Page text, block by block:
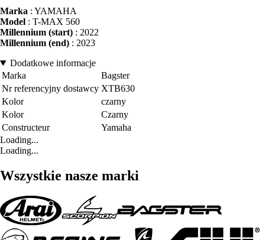
Marka : YAMAHA
Model : T-MAX 560
Millennium (start) : 2022
Millennium (end) : 2023
Dodatkowe informacje
Marka
Bagster
Nr referencyjny dostawcy XTB630
Kolor
czarny
Kolor
Czarny
Constructeur
Yamaha
Loading...
Loading...
Wszystkie nasze marki